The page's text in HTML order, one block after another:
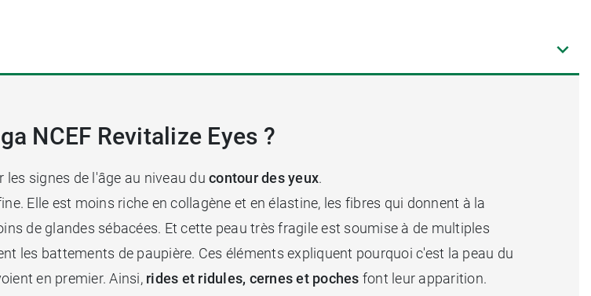
NCEF Revitalize Eyes ?
les signes de l'âge au niveau du contour des yeux.
Elle est moins riche en collagène et en élastine, les fibres qui donnent à la
de glandes sébacées. Et cette peau très fragile est soumise à de multiples
les battements de paupière. Ces éléments expliquent pourquoi c'est la peau du
en premier. Ainsi, rides et ridules, cernes et poches font leur apparition.